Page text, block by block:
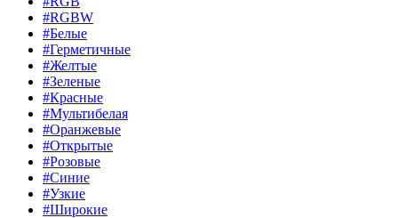
#RGBW
#Белые
#Герметичные
#Желтые
#Зеленые
#Красные
#Мультибелая
#Оранжевые
#Открытые
#Розовые
#Синие
#Узкие
#Широкие